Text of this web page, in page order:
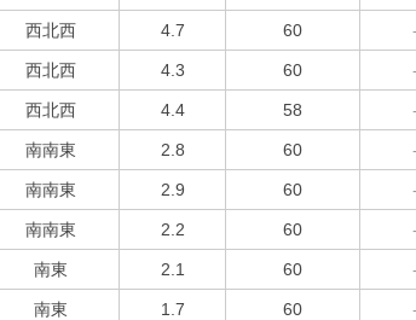
西北西 4.7 60
西北西 4.3 60
西北西 4.4 58
南南東 2.8 60
南南東 2.9 60
南南東 2.2 60
南東 2.1 60
南東 1.7 60